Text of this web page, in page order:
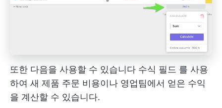
또한 다음을 사용할 수 있습니다 수식 필드 를 사용
하여 새 제품 주문 비용이나 영업팀에서 얻은 수익
을 계산할 수 있습니다.